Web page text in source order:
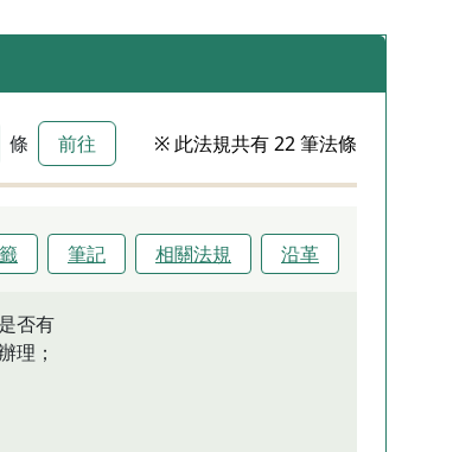
條 前往 ※ 此法規共有 22 筆法條
筆記 相關法規 沿革
否有
理；